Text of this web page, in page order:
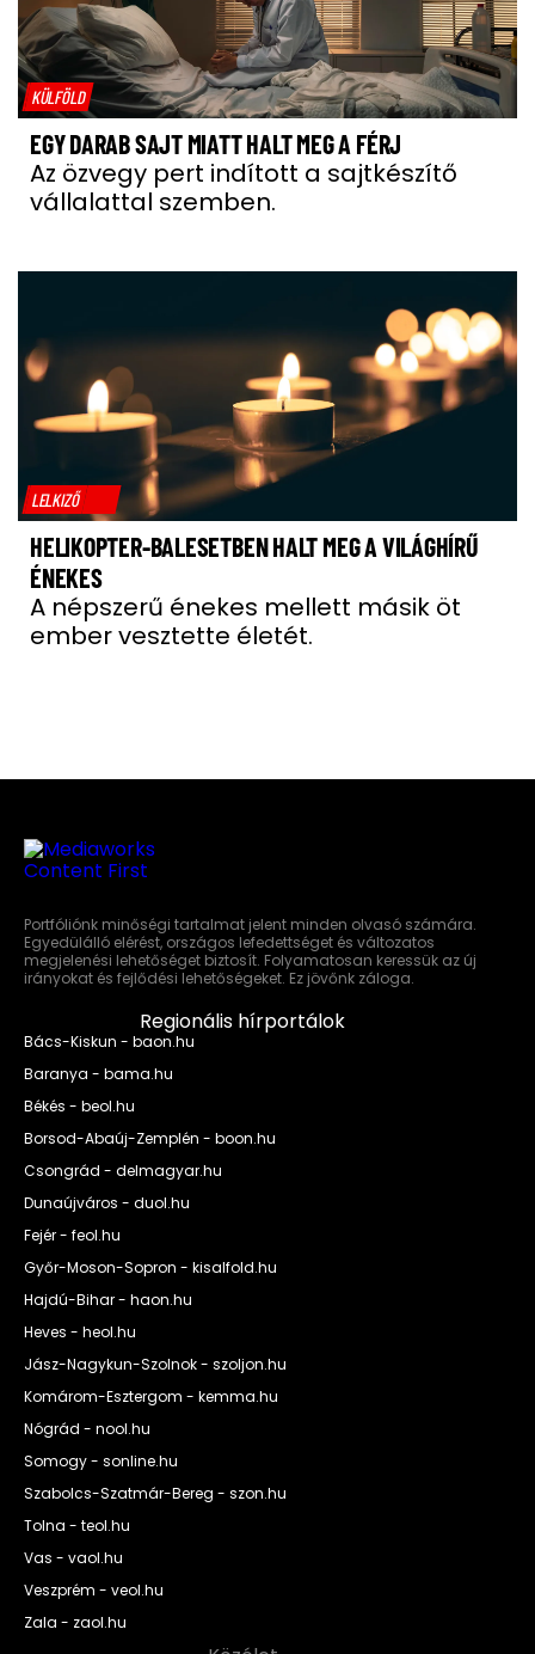
KÜLFÖLD
EGY DARAB SAJT MIATT HALT MEG A FÉRJ
Az özvegy pert indított a sajtkészítő
vállalattal szemben.
LELKIZŐ
HELIKOPTER-BALESETBEN HALT MEG A VILÁGHÍRŰ
ÉNEKES
A népszerű énekes mellett másik öt
ember vesztette életét.
Portfóliónk minőségi tartalmat jelent minden olvasó számára.
Egyedülálló elérést, országos lefedettséget és változatos
megjelenési lehetőséget biztosít. Folyamatosan keressük az új
irányokat és fejlődési lehetőségeket. Ez jövőnk záloga.
Regionális hírportálok
Bács-Kiskun - baon.hu
Baranya - bama.hu
Békés - beol.hu
Borsod-Abaúj-Zemplén - boon.hu
Csongrád - delmagyar.hu
Dunaújváros - duol.hu
Fejér - feol.hu
Győr-Moson-Sopron - kisalfold.hu
Hajdú-Bihar - haon.hu
Heves - heol.hu
Jász-Nagykun-Szolnok - szoljon.hu
Komárom-Esztergom - kemma.hu
Nógrád - nool.hu
Somogy - sonline.hu
Szabolcs-Szatmár-Bereg - szon.hu
Tolna - teol.hu
Vas - vaol.hu
Veszprém - veol.hu
Zala - zaol.hu